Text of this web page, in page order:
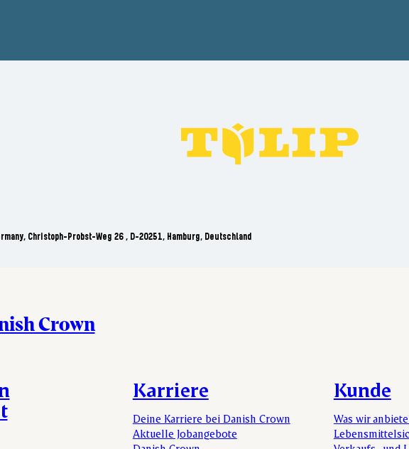
Christoph-Probst-Weg 26 , D-20251, Hamburg, Deutschland
Crown
Karriere
Deine Karriere bei Danish Crown
Aktuelle Jobangebote
Kunde
Was wir